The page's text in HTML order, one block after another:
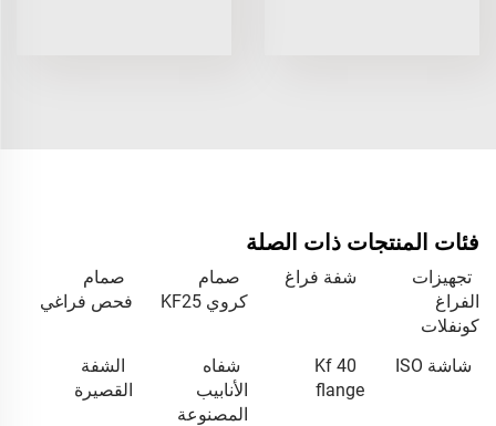
فئات المنتجات ذات الصلة
تجهيزات
الفراغ
كونفلات
شفة فراغ
صمام
كروي KF25
صمام
فحص فراغي
شاشة ISO
Kf 40
flange
شفاه
الأنابيب
المصنوعة
الشفة
القصيرة